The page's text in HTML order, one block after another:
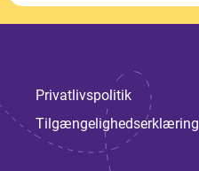
Privatlivspolitik
Tilgængelighedserklæring